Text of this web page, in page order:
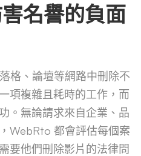
名譽的負面
格、論壇等網路中刪除不
項複雜且耗時的工作，而
。無論請求來自企業、品
WebRto 都會評估每個案
要他們刪除影片的法律問